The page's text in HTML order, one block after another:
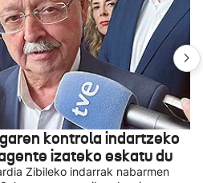
kontrola indartzeko
izateko eskatu du
Zibileko indarrak nabarmen